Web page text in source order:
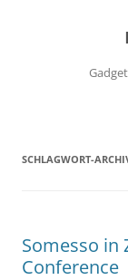
SCHLAGWORT-
Somesso in
Conference